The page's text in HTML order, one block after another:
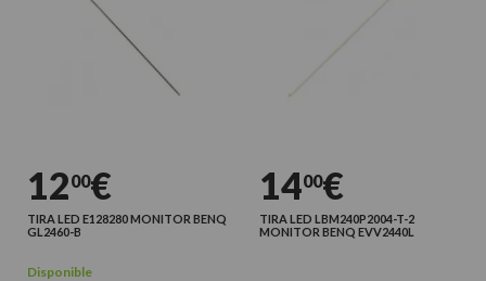
1200€
TIRA LED E128280 MONITOR BENQ
GL2460-B
Disponible
1400€
TIRA LED LBM240P2004-T-2
MONITOR BENQ EVV2440L